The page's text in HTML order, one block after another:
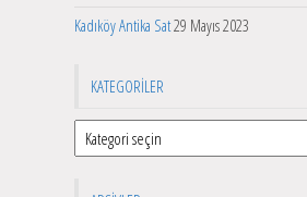
Kadıköy Antika Sat29 Mayıs 2023
KATEGORILER
Kategoriler